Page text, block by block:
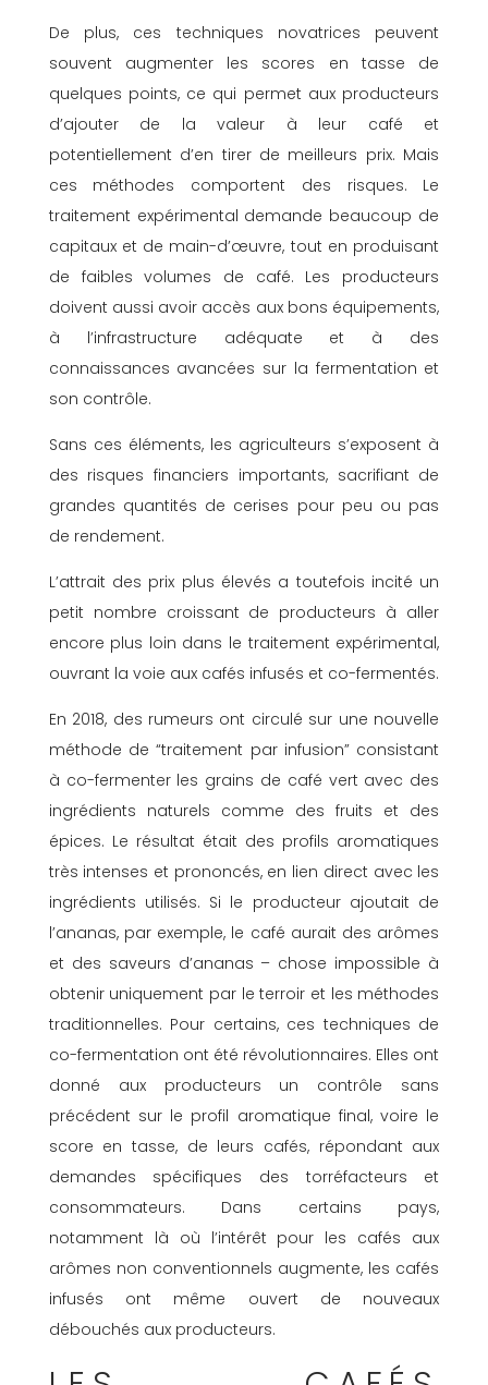
De plus, ces techniques novatrices peuvent
souvent augmenter les scores en tasse de
quelques points, ce qui permet aux producteurs
d’ajouter de la valeur à leur café et
potentiellement d’en tirer de meilleurs prix. Mais
ces méthodes comportent des risques. Le
traitement expérimental demande beaucoup de
capitaux et de main-d’œuvre, tout en produisant
de faibles volumes de café. Les producteurs
doivent aussi avoir accès aux bons équipements,
à l’infrastructure adéquate et à des
connaissances avancées sur la fermentation et
son contrôle.
Sans ces éléments, les agriculteurs s’exposent à
des risques financiers importants, sacrifiant de
grandes quantités de cerises pour peu ou pas
de rendement.
L’attrait des prix plus élevés a toutefois incité un
petit nombre croissant de producteurs à aller
encore plus loin dans le traitement expérimental,
ouvrant la voie aux cafés infusés et co-fermentés.
En 2018, des rumeurs ont circulé sur une nouvelle
méthode de “traitement par infusion” consistant
à co-fermenter les grains de café vert avec des
ingrédients naturels comme des fruits et des
épices. Le résultat était des profils aromatiques
très intenses et prononcés, en lien direct avec les
ingrédients utilisés. Si le producteur ajoutait de
l’ananas, par exemple, le café aurait des arômes
et des saveurs d’ananas – chose impossible à
obtenir uniquement par le terroir et les méthodes
traditionnelles. Pour certains, ces techniques de
co-fermentation ont été révolutionnaires. Elles ont
donné aux producteurs un contrôle sans
précédent sur le profil aromatique final, voire le
score en tasse, de leurs cafés, répondant aux
demandes spécifiques des torréfacteurs et
consommateurs. Dans certains pays,
notamment là où l’intérêt pour les cafés aux
arômes non conventionnels augmente, les cafés
infusés ont même ouvert de nouveaux
débouchés aux producteurs.